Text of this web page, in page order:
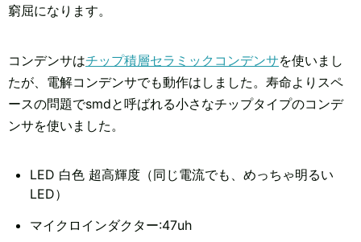
窮屈になります。
コンデンサはチップ積層セラミックコンデンサを使いまし
たが、電解コンデンサでも動作はしました。寿命よりスペ
ースの問題でsmdと呼ばれる小さなチップタイプのコンデ
ンサを使いました。
LED 白色 超高輝度（同じ電流でも、めっちゃ明るい
LED）
マイクロインダクター:47uh